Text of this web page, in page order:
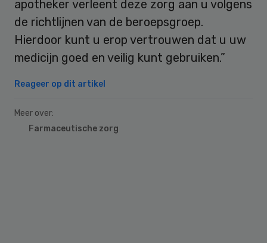
apotheker verleent deze zorg aan u volgens
de richtlijnen van de beroepsgroep.
Hierdoor kunt u erop vertrouwen dat u uw
medicijn goed en veilig kunt gebruiken.”
Reageer op dit artikel
Meer over:
Farmaceutische zorg